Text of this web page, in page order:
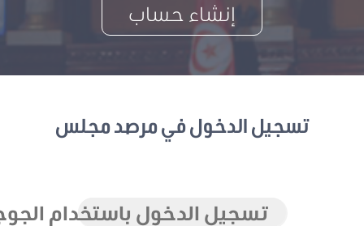
إنشاء حساب
تسجيل الدخول في مرصد مجلس
تسجيل الدخول باستخدام الجوجل